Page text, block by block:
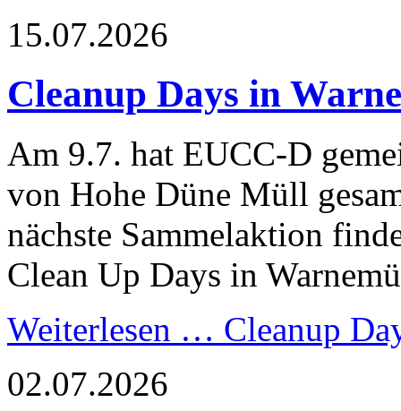
15.07.2026
Cleanup Days in
Am 9.7. hat EUCC-D
von Hohe Düne Müll
nächste Sammelaktion
Clean Up Days in
Weiterlesen … Cleanup
02.07.2026